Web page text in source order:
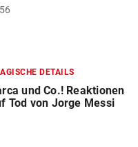
DETAILS
und Co.! Reaktionen
Tod von Jorge Messi